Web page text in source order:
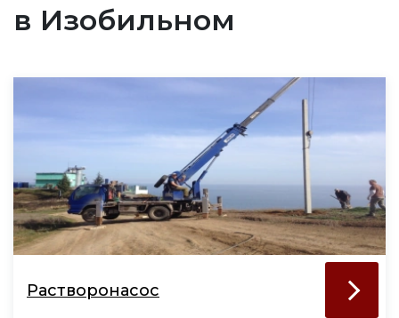
в Изобильном
Растворонасос